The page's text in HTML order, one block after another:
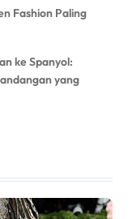
Fashion Paling
ke Spanyol:
yang